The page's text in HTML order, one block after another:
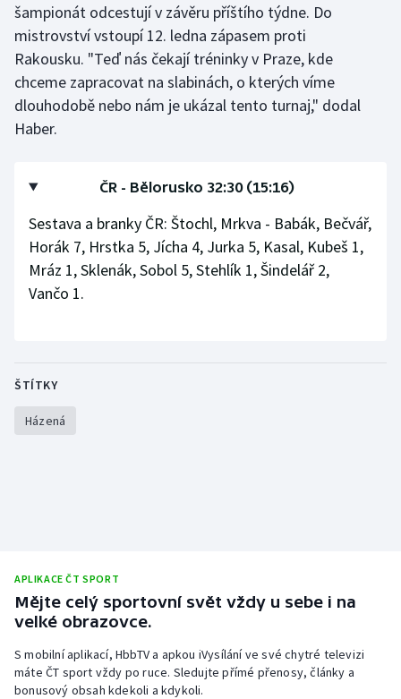
Stolní tenis
Triatlon
Veslování
Ostatní
šampionát odcestují v závěru příštího týdne. Do
mistrovství vstoupí 12. ledna zápasem proti
Rakousku. "Teď nás čekají tréninky v Praze, kde
chceme zapracovat na slabinách, o kterých víme
dlouhodobě nebo nám je ukázal tento turnaj," dodal
Haber.
ČR - Bělorusko 32:30 (15:16)
Sestava a branky ČR: Štochl, Mrkva - Babák, Bečvář,
Horák 7, Hrstka 5, Jícha 4, Jurka 5, Kasal, Kubeš 1,
Mráz 1, Sklenák, Sobol 5, Stehlík 1, Šindelář 2,
Vančo 1.
ŠTÍTKY
Házená
APLIKACE ČT SPORT
Mějte celý sportovní svět vždy u sebe i na
velké obrazovce.
S mobilní aplikací, HbbTV a apkou iVysílání ve své chytré televizi
máte ČT sport vždy po ruce. Sledujte přímé přenosy, články a
bonusový obsah kdekoli a kdykoli.